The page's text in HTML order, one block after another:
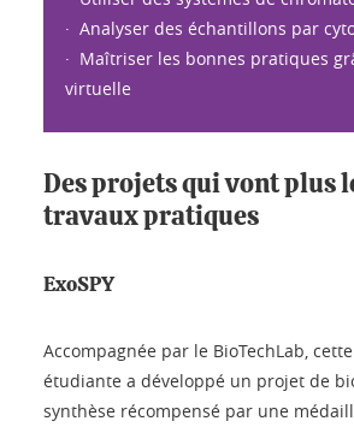
· Analyser des échantillons par
· Maîtriser les bonnes pratiques
virtuelle
Des projets qui vont plus
travaux pratiques
ExoSPY
Accompagnée par le BioTechLab,
étudiante a développé un projet de
synthèse récompensé par une